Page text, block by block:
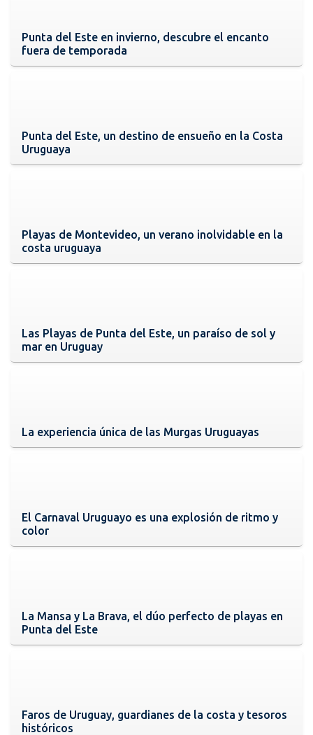
Punta del Este en invierno, descubre el encanto
fuera de temporada
Punta del Este, un destino de ensueño en la Costa
Uruguaya
Playas de Montevideo, un verano inolvidable en la
costa uruguaya
Las Playas de Punta del Este, un paraíso de sol y
mar en Uruguay
La experiencia única de las Murgas Uruguayas
El Carnaval Uruguayo es una explosión de ritmo y
color
La Mansa y La Brava, el dúo perfecto de playas en
Punta del Este
Faros de Uruguay, guardianes de la costa y tesoros
históricos